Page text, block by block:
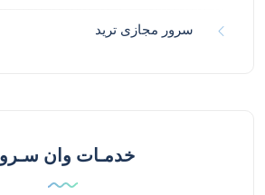
سرور مجازی ترید
خدمـات وان سـرور